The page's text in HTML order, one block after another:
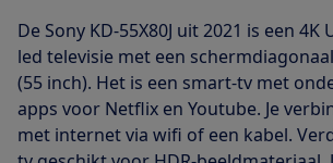
De Sony KD-55X80J uit 2021 is een 4K
led televisie met een
(55 inch). Het is een smart-tv met
apps voor Netflix en Youtube. Je
met internet via wifi of een kabel.